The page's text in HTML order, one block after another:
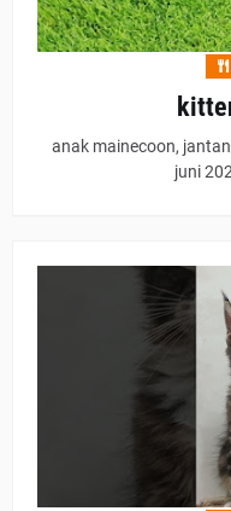
anak mainecoon,
juni